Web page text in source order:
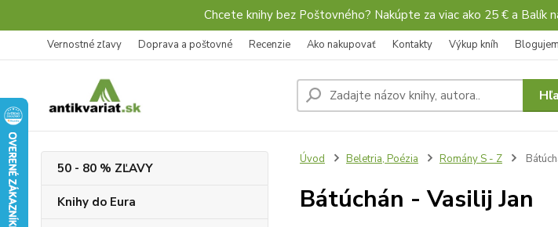
Chcete knihy bez Poštovného? Nakúpte za viac ako 25 € a Balík
Vernostné zľavy Doprava a poštovné Recenzie Ako nakupovať Kontakty Výkup kníh
50 - 80 % ZĽAVY
Knihy do Eura
Úvod Beletria, Poézia Romány S - Z
Bátúchán - Vasilij Jan